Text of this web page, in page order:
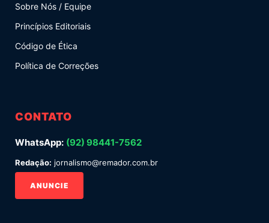
Sobre Nós / Equipe
Princípios Editoriais
Código de Ética
Política de Correções
CONTATO
WhatsApp: (92) 98441-7562
Redação: jornalismo@remador.com.br
ANUNCIE